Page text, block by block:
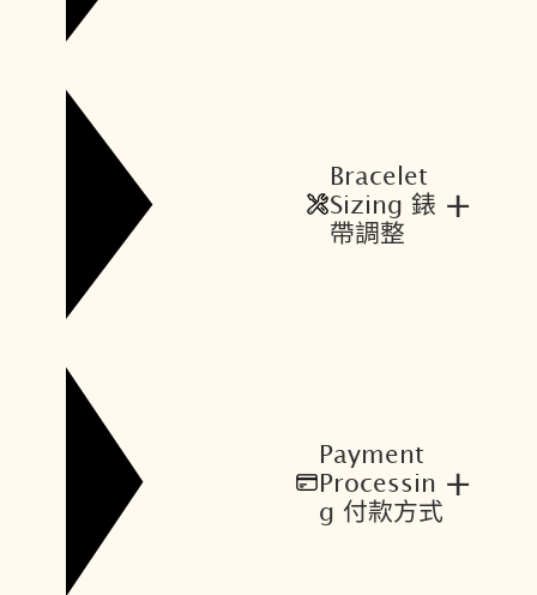
Bracelet
Sizing 錶
帶調整
+
Payment
Processin
g 付款方式
+